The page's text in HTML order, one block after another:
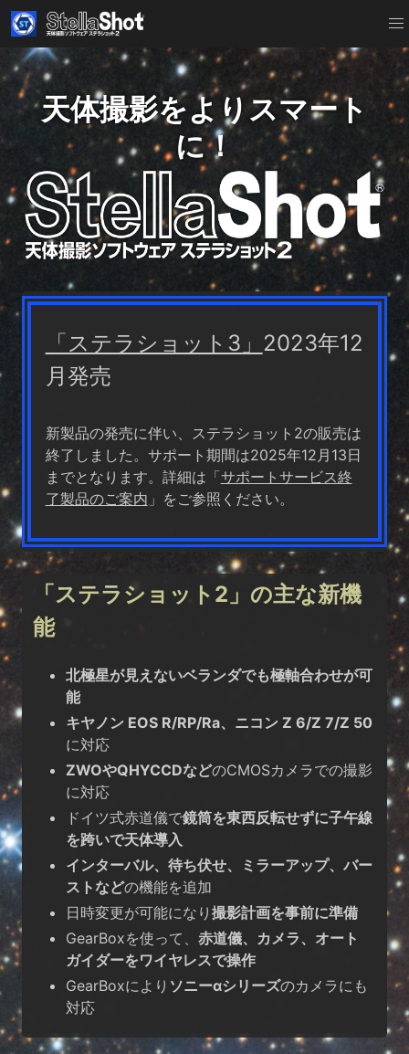
天体撮影をよりスマート
に！
「ステラショット3」 2023年12
月発売
新製品の発売に伴い、ステラショット2の販売は
終了しました。サポート期間は2025年12月13日
までとなります。詳細は「サポートサービス終
了製品のご案内 」をご参照ください。
「ステラショット2」の主な新機
能
北極星が見えないベランダでも極軸合わせが可
能
キヤノン EOS R/RP/Ra、ニコン Z 6/Z 7/Z 50
に対応
ZWOやQHYCCDなどのCMOSカメラでの撮影
に対応
ドイツ式赤道儀で鏡筒を東西反転せずに子午線
を跨いで天体導入
インターバル、待ち伏せ、ミラーアップ、バー
ストなどの機能を追加
日時変更が可能になり 撮影計画を事前に準備
GearBoxを使って、 赤道儀、カメラ、オート
ガイダーをワイヤレスで操作
GearBoxにより ソニーαシリーズのカメラにも
対応